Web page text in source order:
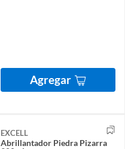
Agregar
EXCELL
Abrillantador Piedra Pizarra